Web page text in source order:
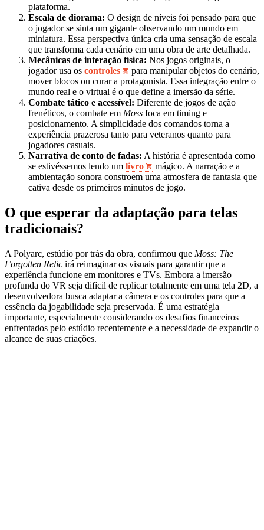
plataforma.
Escala de diorama: O design de níveis foi pensado para que
o jogador se sinta um gigante observando um mundo em
miniatura. Essa perspectiva única cria uma sensação de escala
que transforma cada cenário em uma obra de arte detalhada.
Mecânicas de interação física: Nos jogos originais, o
jogador usa os controles
para manipular objetos do cenário,
mover blocos ou curar a protagonista. Essa integração entre o
mundo real e o virtual é o que define a imersão da série.
Combate tático e acessível: Diferente de jogos de ação
frenéticos, o combate em Moss foca em timing e
posicionamento. A simplicidade dos comandos torna a
experiência prazerosa tanto para veteranos quanto para
jogadores casuais.
Narrativa de conto de fadas: A história é apresentada como
se estivéssemos lendo um livro
mágico. A narração e a
ambientação sonora constroem uma atmosfera de fantasia que
cativa desde os primeiros minutos de jogo.
O que esperar da adaptação para telas
tradicionais?
A Polyarc, estúdio por trás da obra, confirmou que Moss: The
Forgotten Relic irá reimaginar os visuais para garantir que a
experiência funcione em monitores e TVs. Embora a imersão
profunda do VR seja difícil de replicar totalmente em uma tela 2D, a
desenvolvedora busca adaptar a câmera e os controles para que a
essência da jogabilidade seja preservada. É uma estratégia
importante, especialmente considerando os desafios financeiros
enfrentados pelo estúdio recentemente e a necessidade de expandir o
alcance de suas criações.